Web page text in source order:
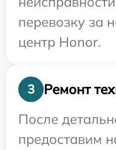
перевозку за
центр Honor.
3
Ремонт
После
предоставим